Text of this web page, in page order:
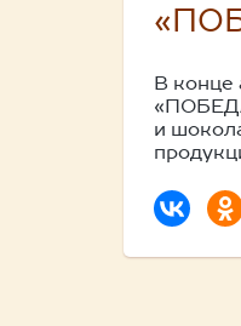
В конце
и